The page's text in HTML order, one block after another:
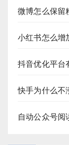
微博怎么保留
小红书怎么增
抖音优化平台
快手为什么不
自动公众号阅